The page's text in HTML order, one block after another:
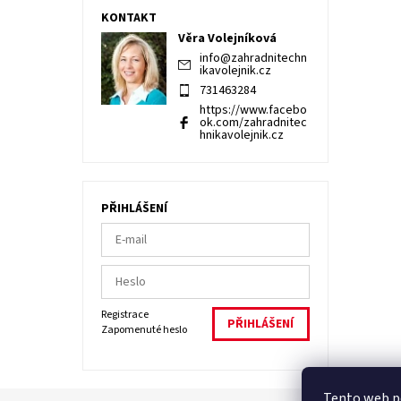
KONTAKT
Věra Volejníková
info@zahradnitechn
ikavolejnik.cz
731463284
https://www.facebo
ok.com/zahradnitec
hnikavolejnik.cz
PŘIHLÁŠENÍ
Registrace
Zapomenuté heslo